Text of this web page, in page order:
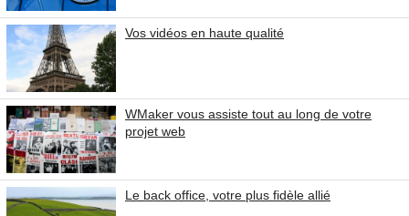
Vos vidéos en haute qualité
WMaker vous assiste tout au long de votre
projet web
Le back office, votre plus fidèle allié